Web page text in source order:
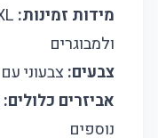
מידות זמינות:
ולמבוגרים
צבעים:צבעוני
אביזרים כלולים:
נוספים